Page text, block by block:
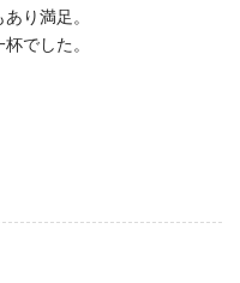
り満足。
でした。